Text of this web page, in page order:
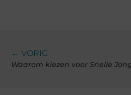
← VORIG
Waarom kiezen voor Snelle